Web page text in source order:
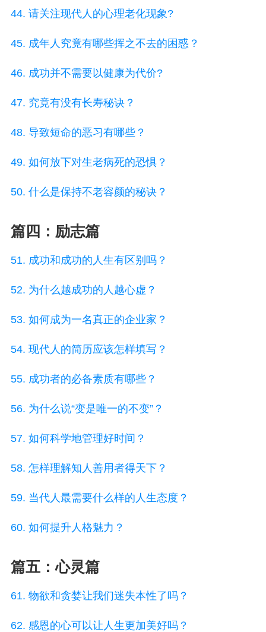
44. 请关注现代人的心理老化现象?
45. 成年人究竟有哪些挥之不去的困惑？
46. 成功并不需要以健康为代价?
47. 究竟有没有长寿秘诀？
48. 导致短命的恶习有哪些？
49. 如何放下对生老病死的恐惧？
50. 什么是保持不老容颜的秘诀？
篇四：励志篇
51. 成功和成功的人生有区别吗？
52. 为什么越成功的人越心虚？
53. 如何成为一名真正的企业家？
54. 现代人的简历应该怎样填写？
55. 成功者的必备素质有哪些？
56. 为什么说“变是唯一的不变”？
57. 如何科学地管理好时间？
58. 怎样理解知人善用者得天下？
59. 当代人最需要什么样的人生态度？
60. 如何提升人格魅力？
篇五：心灵篇
61. 物欲和贪婪让我们迷失本性了吗？
62. 感恩的心可以让人生更加美好吗？